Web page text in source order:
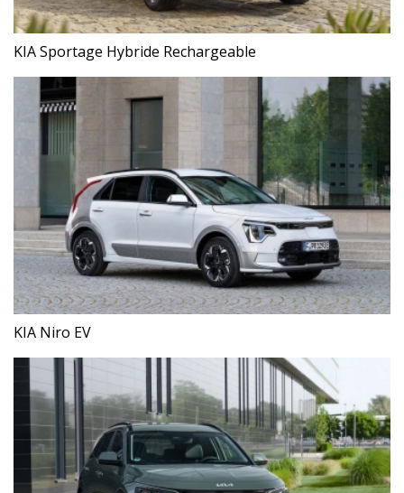
KIA Sportage Hybride Rechargeable
KIA Niro EV